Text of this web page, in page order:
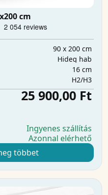
cm
90 x 200 cm
Hideg hab
16 cm
H2/H3
25 900,00 Ft
Ingyenes szállítás
Azonnal elérhető
többet